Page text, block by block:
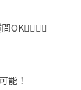
OK🙋‍♀️🙋‍♂️
能！